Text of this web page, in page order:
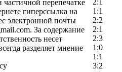
2:1
1:1
2:2
2:1
2:3
1:0
1:1
3:2
перепечатке
гиперссылка на
электронной почты
За содержание
несет
разделяет мнение